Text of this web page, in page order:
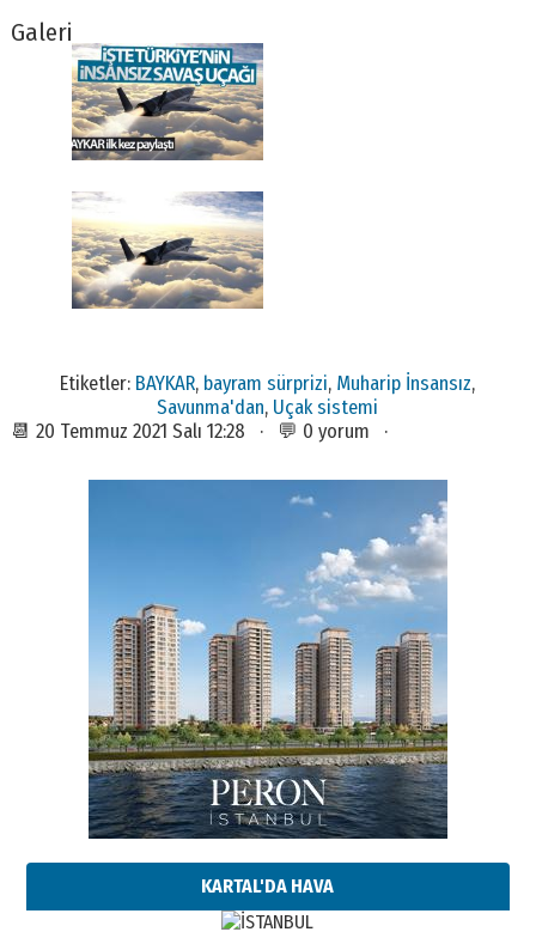
Galeri
Etiketler: BAYKAR, bayram sürprizi, Muharip İnsansız,
Savunma'dan, Uçak sistemi
📆 20 Temmuz 2021 Salı 12:28 · 💬 0 yorum ·
KARTAL'DA HAVA